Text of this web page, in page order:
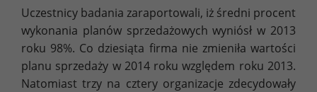
Uczestnicy badania zaraportowali, iż średni procent
wykonania planów sprzedażowych wyniósł w 2013
roku 98%. Co dziesiąta firma nie zmieniła wartości
planu sprzedaży w 2014 roku względem roku 2013.
Natomiast trzy na cztery organizacje zdecydowały